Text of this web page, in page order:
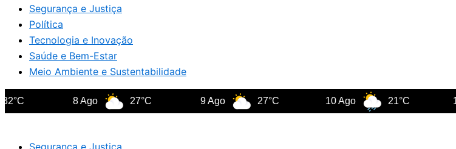
Segurança e Justiça
Política
Tecnologia e Inovação
Saúde e Bem-Estar
Meio Ambiente e Sustentabilidade
8 Ago 27°C 9 Ago 27°C 10 Ago 21°C 11
Segurança e Justiça